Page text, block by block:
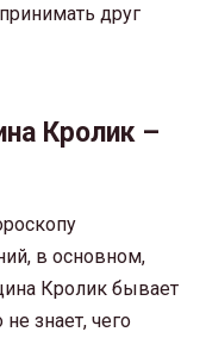
друг
Кролик –
в основном,
Кролик бывает
знает, чего